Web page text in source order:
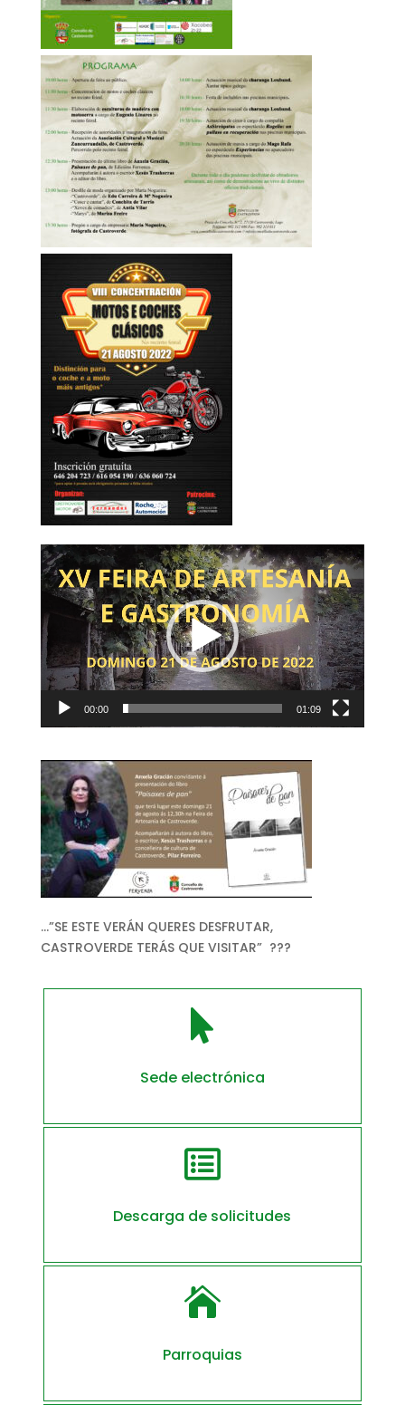
Reproductor
de
vídeo
00:00 01:09
…”SE ESTE VERÁN QUERES DESFRUTAR,
CASTROVERDE TERÁS QUE VISITAR” ???

Sede electrónica

Descarga de solicitudes

Parroquias